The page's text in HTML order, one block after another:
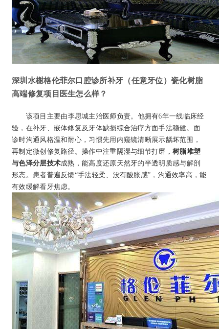
深圳水榭格伦菲尔口腔诊所补牙（任意牙位）瓷化树脂
高端修复项目医生怎么样？
该项目主要由李思城主治医师负责。他拥有6年一线临床经
验，在补牙、嵌体修复及牙体缺损综合治疗方面手法稳健。面
诊时沟通风格温和耐心，习惯先用内窥镜清晰展示龋坏范围，
再制定微创修复路径。操作中注重隔湿与细节打磨， 树脂堆塑
与色泽分层技术成熟，能高度还原天然牙的半透明质感与解剖
形态。患者普遍反馈“手法轻柔、没有酸胀感”，沟通效率高，能
有效缓解看牙焦虑。